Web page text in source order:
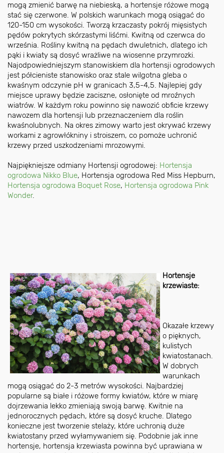
mogą zmienić barwę na niebieską, a hortensje różowe mogą
stać się czerwone. W polskich warunkach mogą osiągać do
120-150 cm wysokości. Tworzą krzaczasty pokrój mięsistych
pędów pokrytych skórzastymi liśćmi. Kwitną od czerwca do
września. Rośliny kwitną na pędach dwuletnich, dlatego ich
pąki i kwiaty są dosyć wrażliwe na wiosenne przymrozki.
Najodpowiedniejszym stanowiskiem dla hortensji ogrodowych
jest półcieniste stanowisko oraz stale wilgotna gleba o
kwaśnym odczynie pH w granicach 3,5-4,5. Najlepiej gdy
miejsce uprawy będzie zaciszne, osłonięte od mroźnych
wiatrów. W każdym roku powinno się nawozić obficie krzewy
nawozem dla hortensji lub przeznaczeniem dla roślin
kwaśnolubnych. Na okres zimowy warto jest okrywać krzewy
workami z agrowłókniny i stroiszem, co pomoże uchronić
krzewy przed uszkodzeniami mrozowymi.
Najpiękniejsze odmiany Hortensji ogrodowej: Hortensja
ogrodowa Nikko Blue, Hortensja ogrodowa Red Miss Hepburn,
Hortensja ogrodowa Boquet Rose, Hortensja ogrodowa Pink
Wonder.
Hortensje
krzewiaste:
Okazałe krzewy
o pięknych,
kulistych
kwiatostanach.
W dobrych
warunkach
mogą osiągać do 2-3 metrów wysokości. Najbardziej
popularne są białe i różowe formy kwiatów, które w miarę
dojrzewania lekko zmieniają swoją barwę. Kwitnie na
jednorocznych pędach, które są dosyć kruche. Dlatego
konieczne jest tworzenie stelaży, które uchronią duże
kwiatostany przed wyłamywaniem się. Podobnie jak inne
hortensje, hortensja krzewiasta powinna być uprawiana w